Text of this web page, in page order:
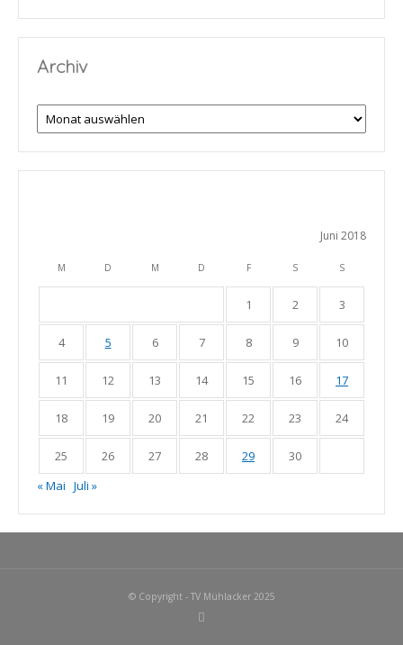
Archiv
Archiv
Juni 2018
M D M D F S S
1 2 3
4 5 6 7 8 9 10
11 12 13 14 15 16 17
18 19 20 21 22 23 24
25 26 27 28 29
30
« Mai Juli »
© Copyright - TV Mühlacker 2025